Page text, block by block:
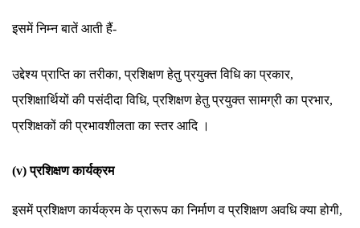
इसमें निम्न बातें आती हैं-
उद्देश्य प्राप्ति का तरीका, प्रशिक्षण हेतु प्रयुक्त विधि का प्रकार,
प्रशिक्षार्थियों की पसंदीदा विधि, प्रशिक्षण हेतु प्रयुक्त सामग्री का प्रभार,
प्रशिक्षकों की प्रभावशीलता का स्तर आदि ।
(v) प्रशिक्षण कार्यक्रम
इसमें प्रशिक्षण कार्यक्रम के प्रारूप का निर्माण व प्रशिक्षण अवधि क्या होगी,